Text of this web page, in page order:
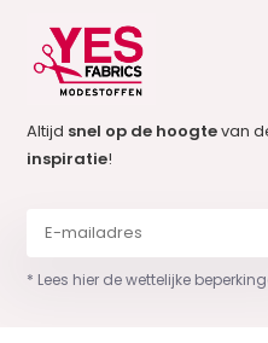
Altijd snel op de hoogtevan
inspiratie!
* Lees hier de wettelijke